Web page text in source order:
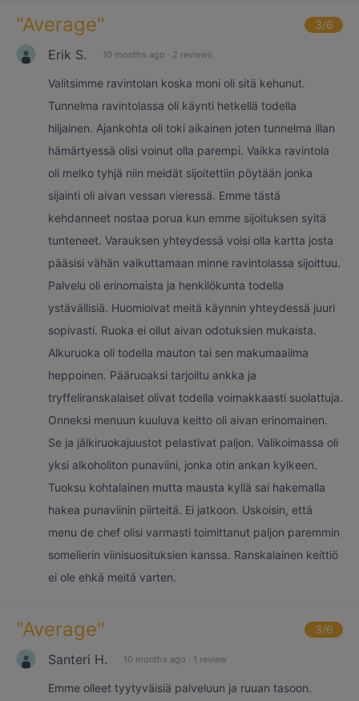
"Average" 3/6
Erik S. 10 months ago · 2 reviews
Valitsimme ravintolan koska moni oli sitä kehunut.
Tunnelma ravintolassa oli käynti hetkellä todella
hiljainen. Ajankohta oli toki aikainen joten tunnelma illan
hämärtyessä olisi voinut olla parempi. Vaikka ravintola
oli melko tyhjä niin meidät sijoitettiin pöytään jonka
sijainti oli aivan vessan vieressä. Emme tästä
kehdanneet nostaa porua kun emme sijoituksen syitä
tunteneet. Varauksen yhteydessä voisi olla kartta josta
pääsisi vähän vaikuttamaan minne ravintolassa sijoittuu.
Palvelu oli erinomaista ja henkilökunta todella
ystävällisiä. Huomioivat meitä käynnin yhteydessä juuri
sopivasti. Ruoka ei ollut aivan odotuksien mukaista.
Alkuruoka oli todella mauton tai sen makumaailma
heppoinen. Pääruoaksi tarjoiltu ankka ja
tryffeliranskalaiset olivat todella voimakkaasti suolattuja.
Onneksi menuun kuuluva keitto oli aivan erinomainen.
Se ja jälkiruokajuustot pelastivat paljon. Valikoimassa oli
yksi alkoholiton punaviini, jonka otin ankan kylkeen.
Tuoksu kohtalainen mutta mausta kyllä sai hakemalla
hakea punaviinin piirteitä. Ei jatkoon. Uskoisin, että
menu de chef olisi varmasti toimittanut paljon paremmin
somelierin viinisuosituksien kanssa. Ranskalainen keittiö
ei ole ehkä meitä varten.
"Average" 3/6
Santeri H. 10 months ago · 1 review
Emme olleet tyytyväisiä palveluun ja ruuan tasoon.